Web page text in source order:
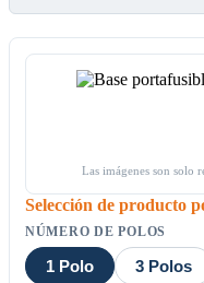
Las imágenes son solo
Selección de producto
NÚMERO DE POLOS
1 Polo 3 Polos